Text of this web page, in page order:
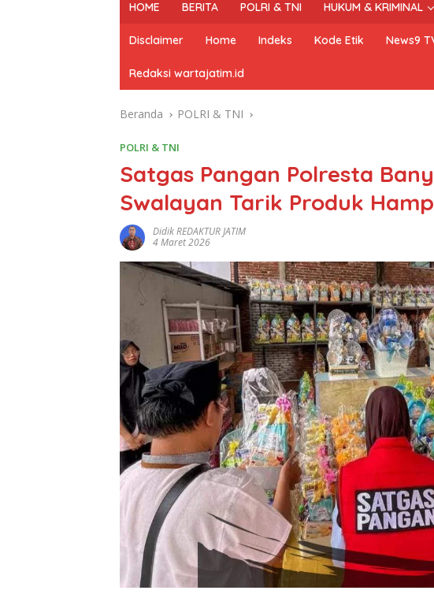
HOME BERITA POLRI & TNI HUKUM & KRIMINAL
Disclaimer Home Indeks Kode Etik News9
Redaksi wartajatim.id
Beranda POLRI & TNI
POLRI & TNI
Satgas Pangan Polresta
Swalayan Tarik Produk
Didik REDAKTUR JATIM
4 Maret 2026